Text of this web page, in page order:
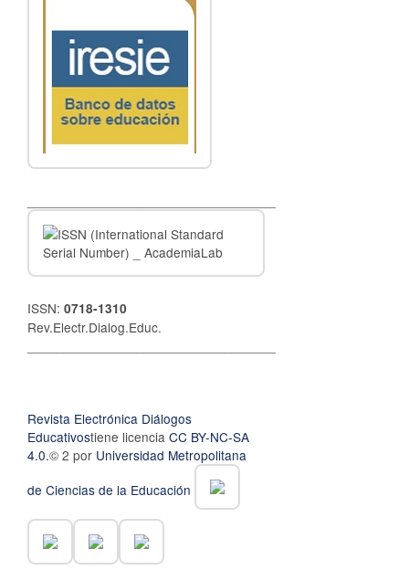
ISSN: 0718-1310
Rev.Electr.Dialog.Educ.
Revista Electrónica Diálogos
Educativostiene licencia CC BY-NC-SA
4.0.© 2 por Universidad Metropolitana
de Ciencias de la Educación